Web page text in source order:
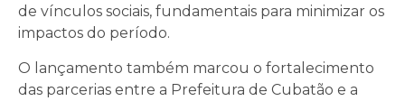
de vínculos sociais, fundamentais para minimizar os
impactos do período.
O lançamento também marcou o fortalecimento
das parcerias entre a Prefeitura de Cubatão e a